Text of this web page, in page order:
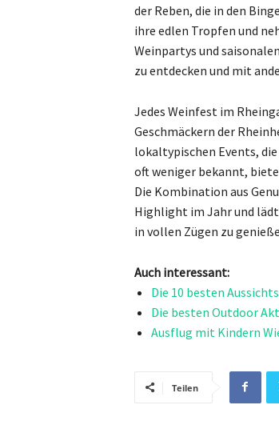
der Reben, die in den
ihre edlen Tropfen und
Weinpartys und
zu entdecken und mit
Jedes Weinfest im
Geschmäckern der
lokaltypischen Events,
oft weniger bekannt,
Die Kombination aus
Highlight im Jahr und lädt
in vollen Zügen zu
Auch interessant:
Die 10 besten
Die besten Outdoor
Ausflug mit Kindern
Teilen